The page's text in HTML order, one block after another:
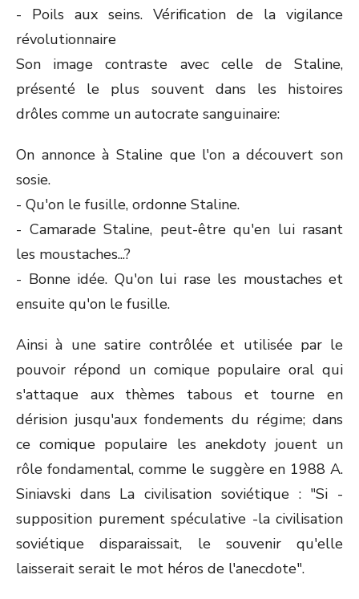
- Poils aux seins. Vérification de la vigilance
révolutionnaire
Son image contraste avec celle de Staline,
présenté le plus souvent dans les histoires
drôles comme un autocrate sanguinaire:
On annonce à Staline que l'on a découvert son
sosie.
- Qu'on le fusille, ordonne Staline.
- Camarade Staline, peut-être qu'en lui rasant
les moustaches...?
- Bonne idée. Qu'on lui rase les moustaches et
ensuite qu'on le fusille.
Ainsi à une satire contrôlée et utilisée par le
pouvoir répond un comique populaire oral qui
s'attaque aux thèmes tabous et tourne en
dérision jusqu'aux fondements du régime; dans
ce comique populaire les anekdoty jouent un
rôle fondamental, comme le suggère en 1988 A.
Siniavski dans La civilisation soviétique : "Si -
supposition purement spéculative -la civilisation
soviétique disparaissait, le souvenir qu'elle
laisserait serait le mot héros de l'anecdote".